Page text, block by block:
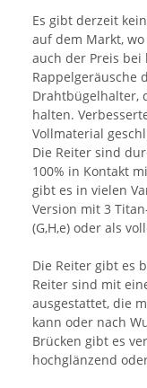
Es gibt derzeit
auf dem Markt,
auch der Preis
Rappelgeräusche
Drahtbügelhalter,
halten.
Vollmaterial
Die Reiter sind
100% in Kontakt
gibt es in vielen
Version mit 3
(G,H,e) oder als
Die Reiter gibt es
Reiter sind mit
ausgestattet, die
kann oder nach
Brücken gibt es
hochglänzend